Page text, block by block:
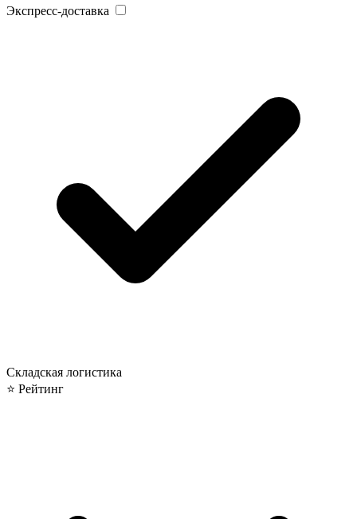
Экспресс-доставка
Складская логистика
⭐ Рейтинг